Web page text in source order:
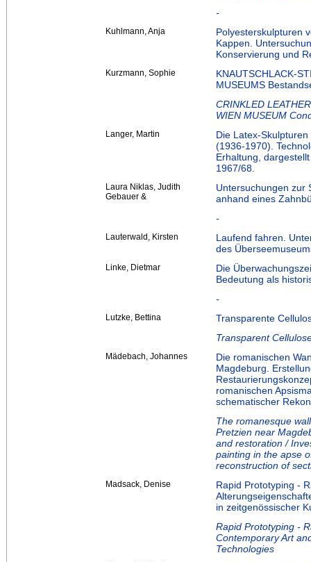
-
Kuhlmann, Anja
Polyesterskulpturen
Kappen.
Konservierung und
Kurzmann, Sophie
KNAUTSCHLACK-
MUSEUMS
CRINKLED
WIEN MUSEUM
Langer, Martin
Die Latex-
(1936-1970).
Erhaltung,
1967/68.
Laura Niklas, Judith
Gebauer &
Untersuchungen zur
anhand eines
-
Lauterwald, Kirsten
Laufend fahren.
des
Linke, Dietmar
Die
Bedeutung als
-
Lutzke, Bettina
Transparente
Transparent
Mädebach, Johannes
Die romanischen
Magdeburg.
romanischen
schematischer
The romanesque
Pretzien near
and restoration /
painting in the apse
reconstruction of
Madsack, Denise
Rapid Prototyping -
in zeitgenössischer
Rapid Prototyping -
Contemporary Art
Technologies